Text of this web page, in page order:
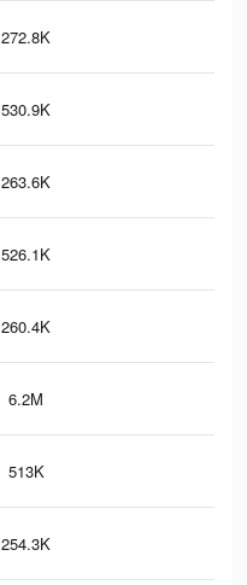
272.8K
530.9K
263.6K
526.1K
260.4K
6.2M
513K
254.3K